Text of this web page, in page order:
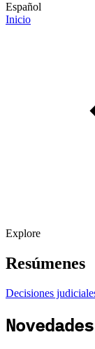
Español
Inicio
Explore
Resúmenes
Decisiones